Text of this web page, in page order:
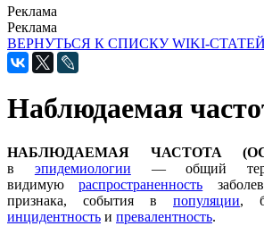
Реклама
Реклама
ВЕРНУТЬСЯ К СПИСКУ WIKI-СТАТЕЙ
Наблюдаемая
НАБЛЮДАЕМАЯ ЧАСТОТА
в эпидемиологии — общий
видимуюраспространенность
признака, события в популяции,
инцидентность и превалентность.